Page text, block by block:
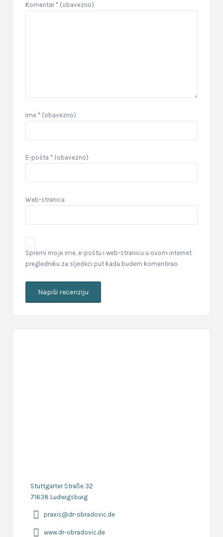
Komentar* (obavezno)
Ime * (obavezno)
E-pošta * (obavezno)
Web-stranica
Spremi moje ime, e-poštu i web-stranicu u ovom internet
pregledniku za sljedeći put kada budem komentirao.
Stuttgarter Straße 32
71638 Ludwigsburg
praxis@dr-obradovic.de
www.dr-obradovic.de